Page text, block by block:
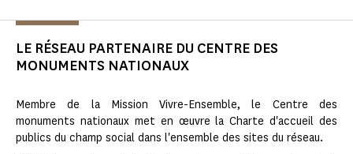
LE RÉSEAU PARTENAIRE DU CENTRE DES
MONUMENTS NATIONAUX
Membre de la Mission Vivre-Ensemble, le Centre des
monuments nationaux met en œuvre la Charte d'accueil des
publics du champ social dans l'ensemble des sites du réseau.